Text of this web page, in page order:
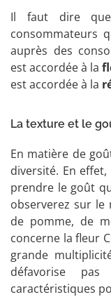
Il faut dire
consommateurs
auprès des
est accordée à la
est accordée à la
La texture et le
En matière de
diversité. En
prendre le goût
observerez sur le
de pomme, de
concerne la fleur
grande
défavorise
caractéristiques